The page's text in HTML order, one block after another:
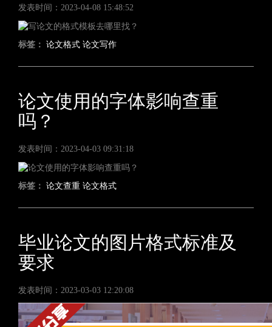
发表时间：2023-04-08 15:48:52
标签： 论文格式 论文写作
论文使用的字体影响查重
吗？
发表时间：2023-04-03 09:31:18
标签： 论文查重 论文格式
毕业论文的图片格式标准及
要求
发表时间：2023-03-03 12:20:08